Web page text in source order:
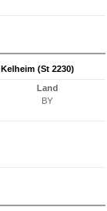
(St 2230)
Land
BY